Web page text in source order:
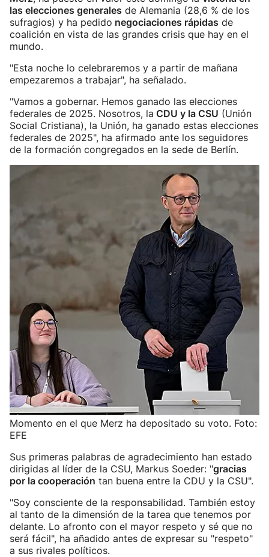
las elecciones generales de Alemania (28,6 % de los
sufragios) y ha pedido negociaciones rápidas de
coalición en vista de las grandes crisis que hay en el
mundo.
"Esta noche lo celebraremos y a partir de mañana
empezaremos a trabajar", ha señalado.
"Vamos a gobernar. Hemos ganado las elecciones
federales de 2025. Nosotros, la CDU y la CSU (Unión
Social Cristiana), la Unión, ha ganado estas elecciones
federales de 2025", ha afirmado ante los seguidores
de la formación congregados en la sede de Berlín.
Momento en el que Merz ha depositado su voto. Foto:
EFE
Sus primeras palabras de agradecimiento han estado
dirigidas al líder de la CSU, Markus Soeder: "gracias
por la cooperación tan buena entre la CDU y la CSU".
"Soy consciente de la responsabilidad. También estoy
al tanto de la dimensión de la tarea que tenemos por
delante. Lo afronto con el mayor respeto y sé que no
será fácil", ha añadido antes de expresar su "respeto"
a sus rivales políticos.